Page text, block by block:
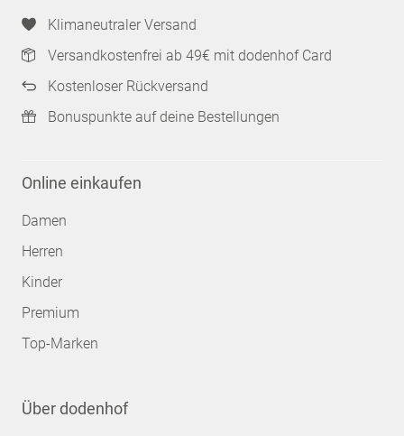
Klimaneutraler Versand
Versandkostenfrei ab 49€ mit dodenhof Card
Kostenloser Rückversand
Bonuspunkte auf deine Bestellungen
Online einkaufen
Damen
Herren
Kinder
Premium
Top-Marken
Über dodenhof